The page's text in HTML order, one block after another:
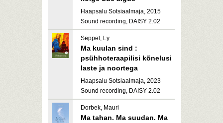
Haapsalu Sotsiaalmaja, 2015
Sound recording, DAISY 2.02
Seppel, Ly
Ma kuulan sind :
psühhoteraapilisi kõnelusi
laste ja noortega
Haapsalu Sotsiaalmaja, 2023
Sound recording, DAISY 2.02
Dorbek, Mauri
Ma tahan. Ma suudan. Ma